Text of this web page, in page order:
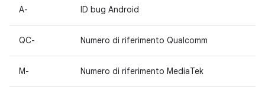
A- ID bug Android
QC- Numero di riferimento Qualcomm
M- Numero di riferimento MediaTek